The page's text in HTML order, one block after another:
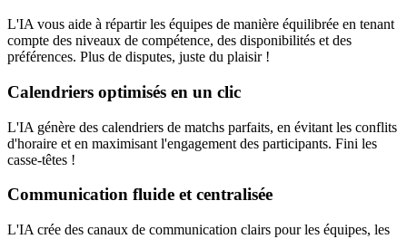
L'IA vous aide à répartir les équipes de manière équilibrée en tenant
compte des niveaux de compétence, des disponibilités et des
préférences. Plus de disputes, juste du plaisir !
Calendriers optimisés en un clic
L'IA génère des calendriers de matchs parfaits, en évitant les conflits
d'horaire et en maximisant l'engagement des participants. Fini les
casse-têtes !
Communication fluide et centralisée
L'IA crée des canaux de communication clairs pour les équipes, les